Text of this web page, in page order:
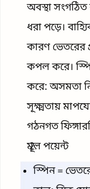
অবস্থা
ধরা পড়ে।
কারণ ভেতরের
কপল করে।
করে: অসমতা
সূক্ষ্মতায়
গঠনগত
মূল পয়েন্ট
স্পিন =